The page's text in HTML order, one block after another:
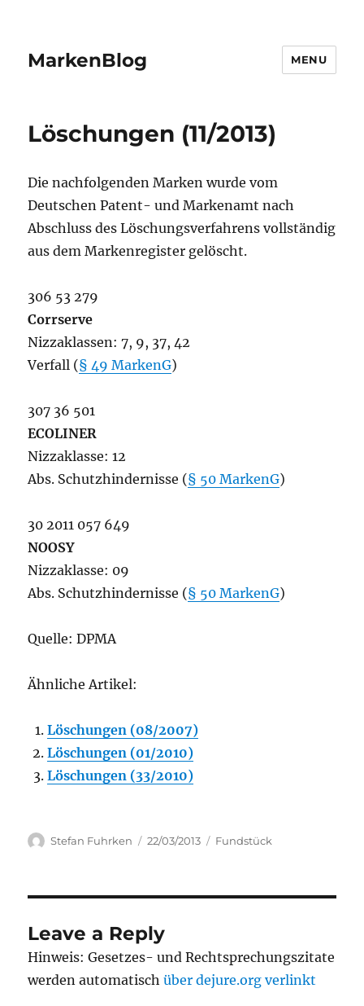
MarkenBlog MENU
Löschungen (11/2013)
Die nachfolgenden Marken wurde vom
Deutschen Patent- und Markenamt nach
Abschluss des Löschungsverfahrens vollständig
aus dem Markenregister gelöscht.
306 53 279
Corrserve
Nizzaklassen: 7, 9, 37, 42
Verfall (§ 49 MarkenG)
307 36 501
ECOLINER
Nizzaklasse: 12
Abs. Schutzhindernisse (§ 50 MarkenG)
30 2011 057 649
NOOSY
Nizzaklasse: 09
Abs. Schutzhindernisse (§ 50 MarkenG)
Quelle: DPMA
Ähnliche Artikel:
Löschungen (08/2007)
Löschungen (01/2010)
Löschungen (33/2010)
Author
Stefan Fuhrken
Posted
22/03/2013 Categories
Fundstück
Leave a Reply
Hinweis: Gesetzes- und Rechtsprechungszitate
werden automatischüber dejure.org verlinkt